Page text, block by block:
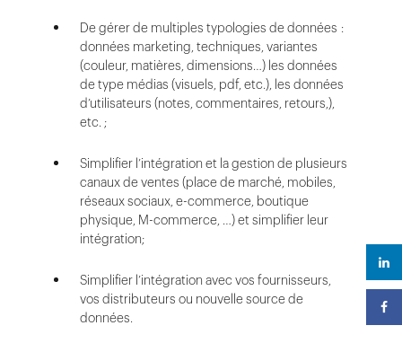
De gérer de multiples typologies de données :
données marketing, techniques, variantes
(couleur, matières, dimensions…) les données
de type médias (visuels, pdf, etc.), les données
d’utilisateurs (notes, commentaires, retours,),
etc. ;
Simplifier l’intégration et la gestion de plusieurs
canaux de ventes (place de marché, mobiles,
réseaux sociaux, e-commerce, boutique
physique, M-commerce, …) et simplifier leur
intégration;
Simplifier l’intégration avec vos fournisseurs,
vos distributeurs ou nouvelle source de
données.